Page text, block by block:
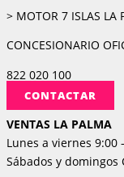
> MOTOR 7 ISLAS LA
CONCESIONARIO
822 020 100
CONTACTAR
VENTAS LA PALMA
Lunes a viernes 9:00
Sábados y domingos